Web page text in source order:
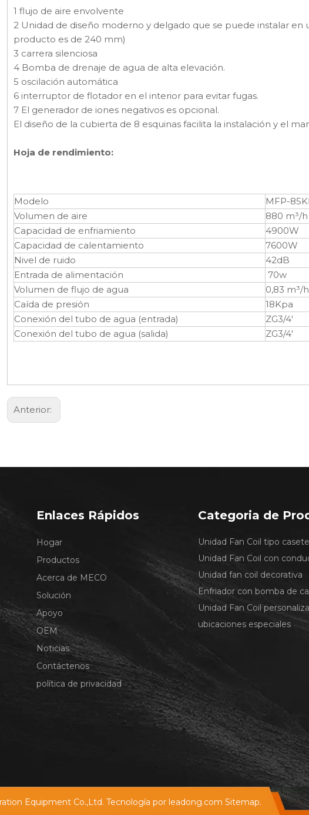
1 flujo de aire envolvente
2 Unidad de diseño moderno y delgado que se puede instalar
producto es de 240 mm)
3 carrera silenciosa
4 Bomba de drenaje de agua de alta elevación.
5 oscilación automática
6 interruptor de flotador en el interior para evitar fugas.
7 El generador de iones negativos es opcional.
El diseño de la cubierta de 8 esquinas facilita la instalación y el
Hoja de rendimiento:
Modelo
MFP-
Volumen de aire
880 m³/h
Capacidad de enfriamiento
4900W
Capacidad de calentamiento
7600W
Nivel de ruido
42dB
Entrada de alimentación
70w
Volumen de flujo de agua
0,83 m³/h
Caída de presión
18Kpa
Conexión del tubo de agua (entrada)
ZG3/4'
Conexión del tubo de agua (salida)
ZG3/4'
Anterior:
Enlaces Rápidos
Hogar
Productos
Acerca de MECO
Solución
Apoyo
OEM
Noticias
Contáctenos
política de privacidad
Categoria de
Unidad Fan Coil tipo casete
Unidad Fan Coil con
Unidad fan coil decorativa
Enfriador con bomba de
Unidad Fan Coil
ubicaciones especiales
Equipment Co.,Ltd. Tecnología por leadong.com Sitemap.